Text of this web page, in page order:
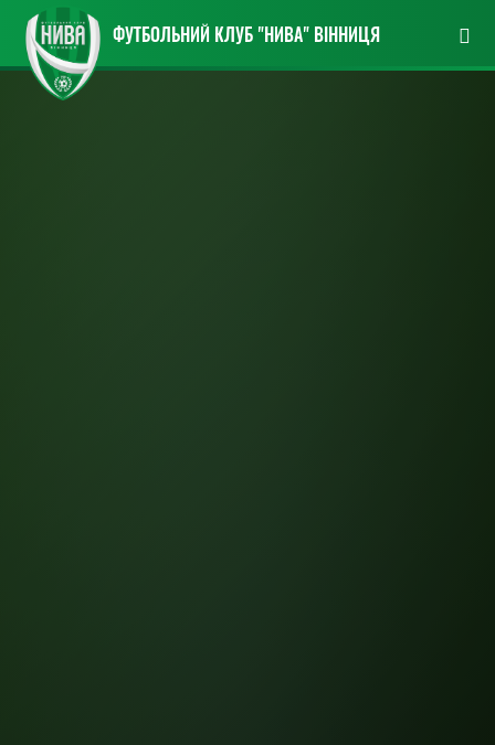
ФУТБОЛЬНИЙ КЛУБ "НИВА" ВІННИЦЯ